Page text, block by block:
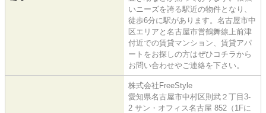
いニーズを誇る駅近の物件となり、
徒歩6分に駅があります。名古屋市中
区エリアと名古屋市営鶴舞線上前津
付近での賃貸マンション、賃貸アパ
ートをお探しの方はぜひコチラから
お問い合わせやご連絡を下さい。
株式会社FreeStyle
愛知県名古屋市中村区則武２丁目3-
2 サン・オフィス名古屋 852（1Fに